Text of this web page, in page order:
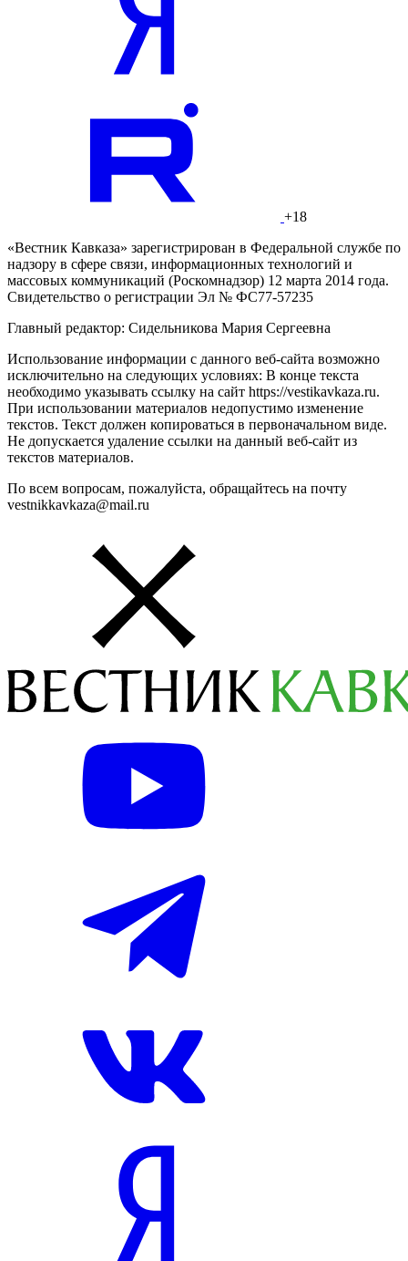
+18
«Вестник Кавказа» зарегистрирован в Федеральной службе по
надзору в сфере связи, информационных технологий и
массовых коммуникаций (Роскомнадзор) 12 марта 2014 года.
Свидетельство о регистрации Эл № ФС77-57235
Главный редактор: Сидельникова Мария Сергеевна
Использование информации с данного веб-сайта возможно
исключительно на следующих условиях: В конце текста
необходимо указывать ссылку на сайт https://vestikavkaza.ru.
При использовании материалов недопустимо изменение
текстов. Текст должен копироваться в первоначальном виде.
Не допускается удаление ссылки на данный веб-сайт из
текстов материалов.
По всем вопросам, пожалуйста, обращайтесь на почту
vestnikkavkaza@mail.ru